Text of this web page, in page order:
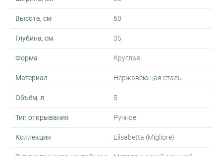
Высота, см 60
Глубина, см 35
Форма Круглая
Материал Нержавеющая сталь
Объём, л 5
Тип открывания Ручное
Коллекция Elisabetta (Migliore)